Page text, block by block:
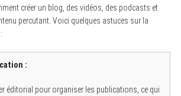
créer un blog, des vidéos, des podcasts et
percutant. Voici quelques astuces sur la
:
éditorial pour organiser les publications, ce qui